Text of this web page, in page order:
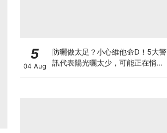
5
04 Aug
防曬做太足？小心維他命D！5大警
訊代表陽光曬太少，可能正在悄悄